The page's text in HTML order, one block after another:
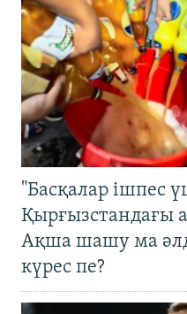
"Басқалар ішпес
Қырғызстандағы
Ақша шашу ма
күрес пе?